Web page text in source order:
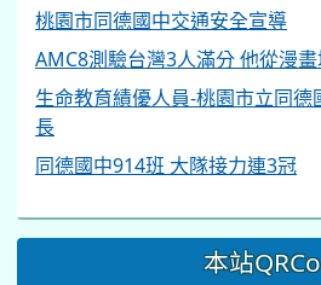
桃園市同德國中交通安全宣導
AMC8測驗台灣3人滿分 他從漫
生命教育績優人員-桃園市立同
長
同德國中914班 大隊接力連3冠
本站